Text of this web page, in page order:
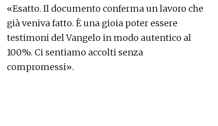
«Esatto. Il documento conferma un lavoro che
già veniva fatto. È una gioia poter essere
testimoni del Vangelo in modo autentico al
100%. Ci sentiamo accolti senza
compromessi».